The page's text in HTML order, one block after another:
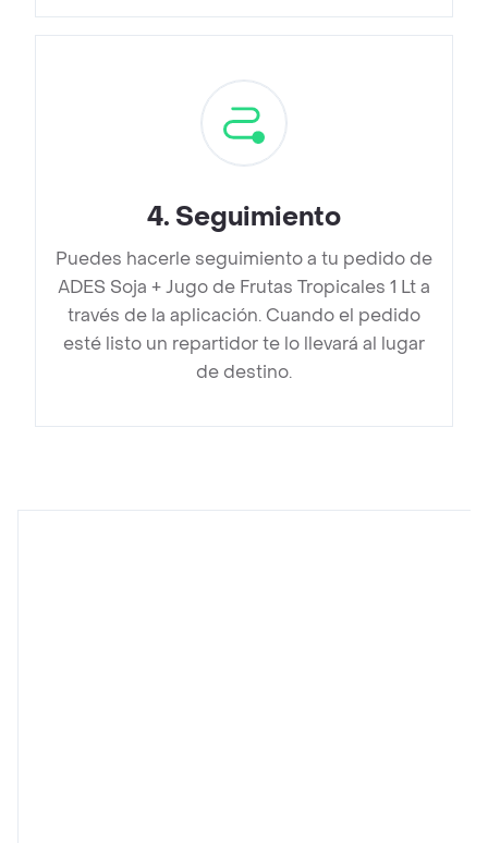
4. Seguimiento
Puedes hacerle seguimiento a tu pedido de
ADES Soja + Jugo de Frutas Tropicales 1 Lt a
través de la aplicación. Cuando el pedido
esté listo un repartidor te lo llevará al lugar
de destino.